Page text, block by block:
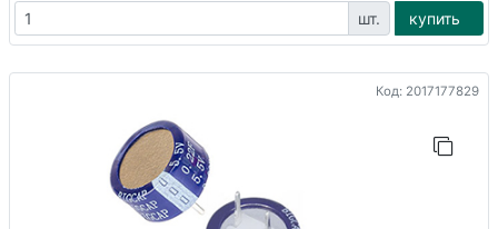
шт. купить
Код: 2017177829